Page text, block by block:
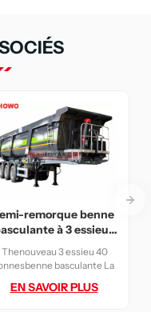
remorque benne
à 3 essieux
de 40 tonnes
Thenouveau 3 essieu 40
basculante La
construite en acier Q370R,
EN SAVOIR PLUS